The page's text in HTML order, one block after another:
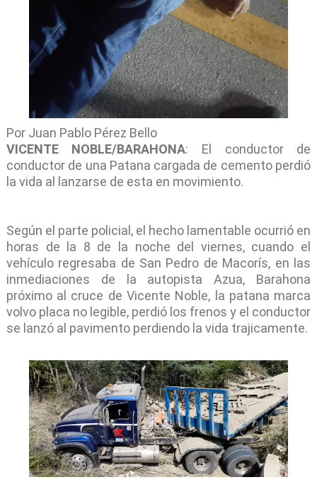
Por Juan Pablo Pérez Bello
VICENTE NOBLE/BARAHONA: El conductor de
conductor de una Patana cargada de cemento perdió
la vida al lanzarse de esta en movimiento.
Según el parte policial, el hecho lamentable ocurrió en
horas de la 8 de la noche del viernes, cuando el
vehículo regresaba de San Pedro de Macorís, en las
inmediaciones de la autopista Azua, Barahona
próximo al cruce de Vicente Noble, la patana marca
volvo placa no legible, perdió los frenos y el conductor
se lanzó al pavimento perdiendo la vida trajicamente.